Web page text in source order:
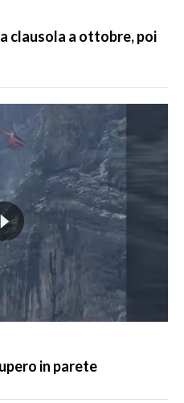
clausola a ottobre, poi
in parete